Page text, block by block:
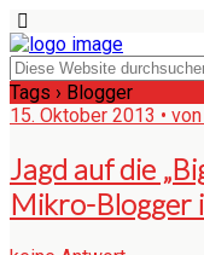
Tags › Blogger
15. Oktober 2013 •
Jagd auf die
Mikro-Blogger